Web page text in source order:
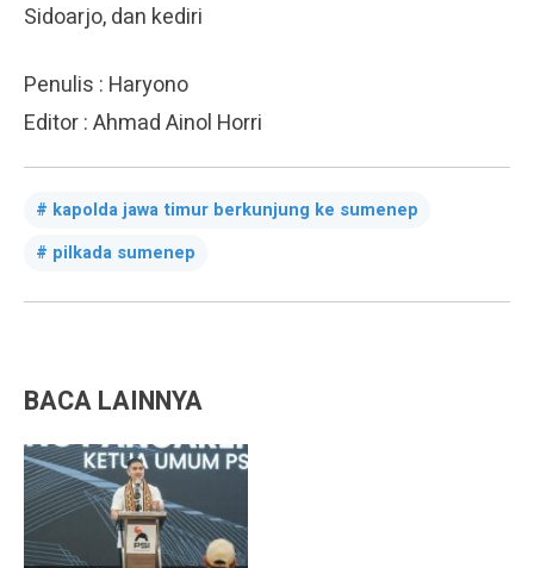
Sidoarjo, dan kediri
Penulis : Haryono
Editor : Ahmad Ainol Horri
kapolda jawa timur berkunjung ke sumenep
pilkada sumenep
BACA LAINNYA